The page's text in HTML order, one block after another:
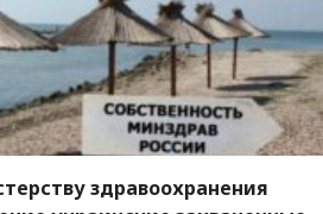
здравоохранения